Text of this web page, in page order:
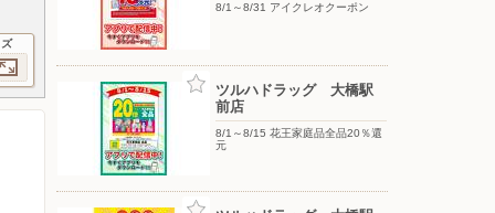
8/1～8/31 アイクレオクーポン
ツルハドラッグ 大橋駅
前店
8/1～8/15 花王家庭品全品20％還
元